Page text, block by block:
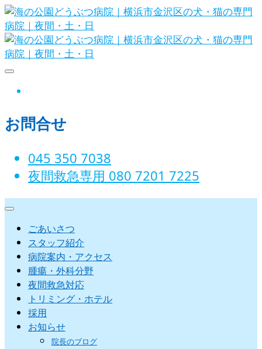
Skip
to
content
日
お問合せ
045 350 7038‬
夜間救急専用 080 7201 7225‬
ごあいさつ
スタッフ紹介
病院案内・アクセス
腫瘍・外科分野
夜間救急対応
トリミング・ホテル
採用
お知らせ
院長のブログ